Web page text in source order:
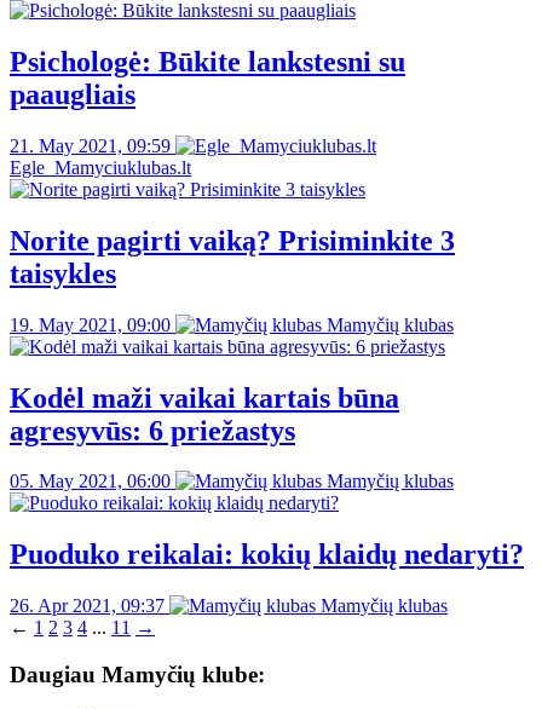
Psichologė: Būkite lankstesni su
paaugliais
21. May 2021, 09:59
Egle_Mamyciuklubas.lt
Norite pagirti vaiką? Prisiminkite 3
taisykles
19. May 2021, 09:00 Mamyčių klubas
Kodėl maži vaikai kartais būna
agresyvūs: 6 priežastys
05. May 2021, 06:00 Mamyčių klubas
Puoduko reikalai: kokių klaidų nedaryti?
26. Apr 2021, 09:37
Mamyčių klubas
← 1 2 3 4 ... 11 →
Daugiau Mamyčių klube: